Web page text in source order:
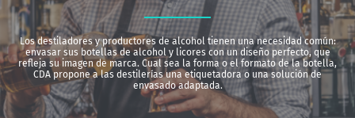
Los destiladores y productores de alcohol tienen una necesidad común:
envasar sus botellas de alcohol y licores con un diseño perfecto, que
refleja su imagen de marca. Cual sea la forma o el formato de la botella,
CDA propone a las destilerías una etiquetadora o una solución de
envasado adaptada.